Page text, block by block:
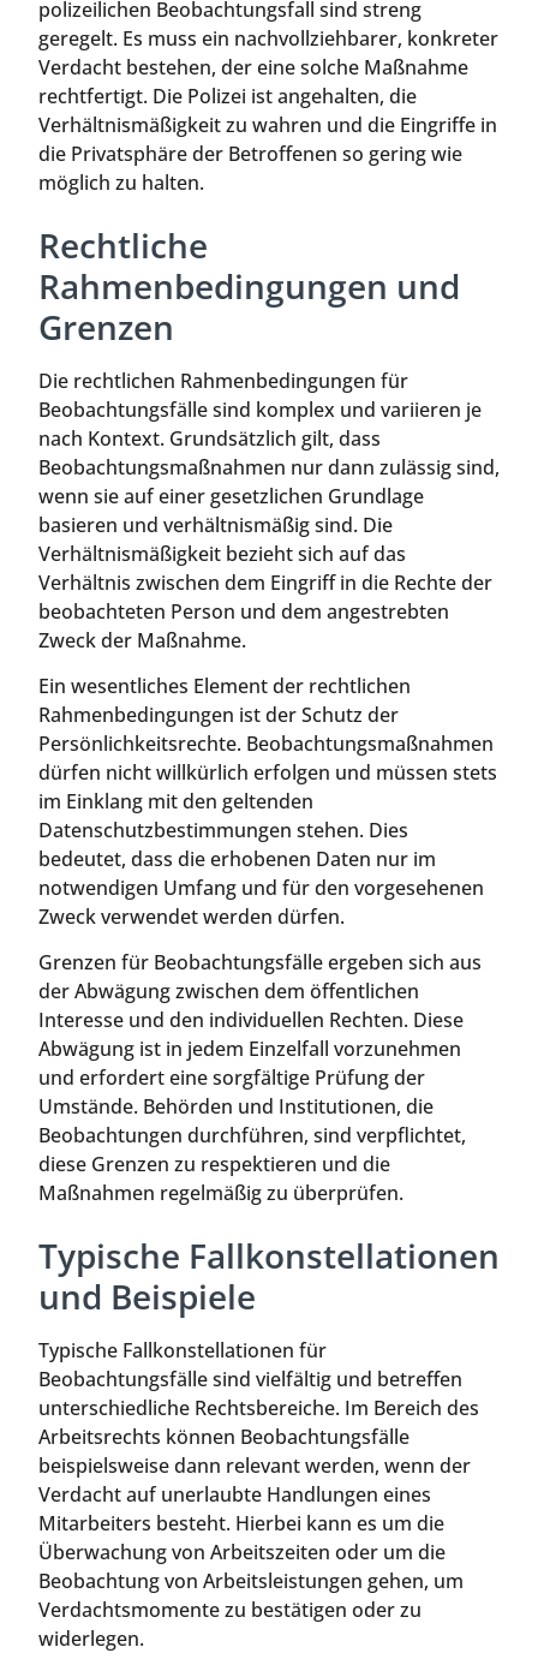
polizeilichen Beobachtungsfall sind streng
geregelt. Es muss ein nachvollziehbarer, konkreter
Verdacht bestehen, der eine solche Maßnahme
rechtfertigt. Die Polizei ist angehalten, die
Verhältnismäßigkeit zu wahren und die Eingriffe in
die Privatsphäre der Betroffenen so gering wie
möglich zu halten.
Rechtliche
Rahmenbedingungen und
Grenzen
Die rechtlichen Rahmenbedingungen für
Beobachtungsfälle sind komplex und variieren je
nach Kontext. Grundsätzlich gilt, dass
Beobachtungsmaßnahmen nur dann zulässig sind,
wenn sie auf einer gesetzlichen Grundlage
basieren und verhältnismäßig sind. Die
Verhältnismäßigkeit bezieht sich auf das
Verhältnis zwischen dem Eingriff in die Rechte der
beobachteten Person und dem angestrebten
Zweck der Maßnahme.
Ein wesentliches Element der rechtlichen
Rahmenbedingungen ist der Schutz der
Persönlichkeitsrechte. Beobachtungsmaßnahmen
dürfen nicht willkürlich erfolgen und müssen stets
im Einklang mit den geltenden
Datenschutzbestimmungen stehen. Dies
bedeutet, dass die erhobenen Daten nur im
notwendigen Umfang und für den vorgesehenen
Zweck verwendet werden dürfen.
Grenzen für Beobachtungsfälle ergeben sich aus
der Abwägung zwischen dem öffentlichen
Interesse und den individuellen Rechten. Diese
Abwägung ist in jedem Einzelfall vorzunehmen
und erfordert eine sorgfältige Prüfung der
Umstände. Behörden und Institutionen, die
Beobachtungen durchführen, sind verpflichtet,
diese Grenzen zu respektieren und die
Maßnahmen regelmäßig zu überprüfen.
Typische Fallkonstellationen
und Beispiele
Typische Fallkonstellationen für
Beobachtungsfälle sind vielfältig und betreffen
unterschiedliche Rechtsbereiche. Im Bereich des
Arbeitsrechts können Beobachtungsfälle
beispielsweise dann relevant werden, wenn der
Verdacht auf unerlaubte Handlungen eines
Mitarbeiters besteht. Hierbei kann es um die
Überwachung von Arbeitszeiten oder um die
Beobachtung von Arbeitsleistungen gehen, um
Verdachtsmomente zu bestätigen oder zu
widerlegen.